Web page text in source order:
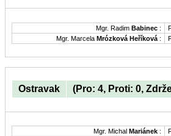
Mgr. Radim Babinec :
Mgr. Marcela Mrózková Heříková :
Ostravak (Pro: 4, Proti: 0,
Mgr. Michal Mariánek :